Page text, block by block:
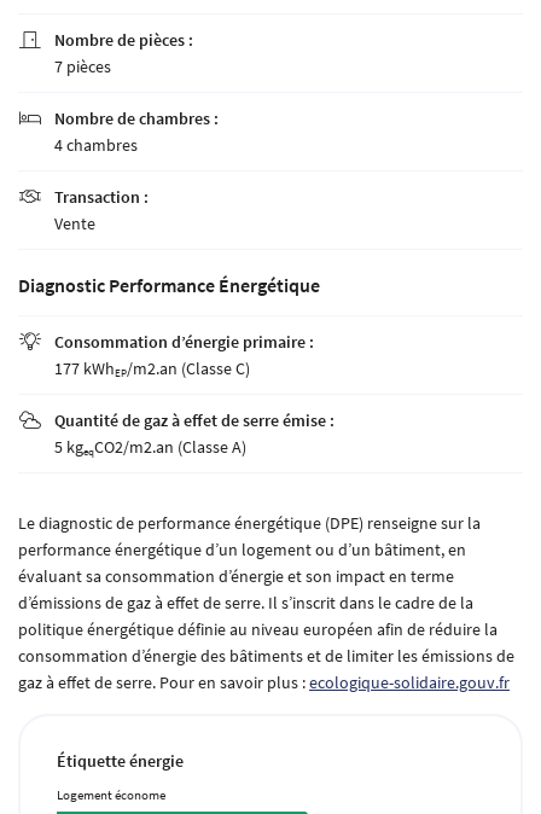

Nombre de pièces :
7 pièces

Nombre de chambres :
4 chambres

Transaction :
Vente
Diagnostic Performance Énergétique

Consommation d’énergie primaire :
177 kWhEP/m2.an (Classe C)

Quantité de gaz à effet de serre émise :
5 kgeqCO2/m2.an (Classe A)
Le diagnostic de performance énergétique (DPE) renseigne sur la
performance énergétique d’un logement ou d’un bâtiment, en
évaluant sa consommation d’énergie et son impact en terme
d’émissions de gaz à effet de serre. Il s’inscrit dans le cadre de la
politique énergétique définie au niveau européen afin de réduire la
consommation d’énergie des bâtiments et de limiter les émissions de
gaz à effet de serre. Pour en savoir plus :ecologique-solidaire.gouv.fr
Étiquette énergie
Logement économe